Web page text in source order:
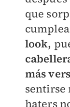
que
look,
más
sentirse
haters